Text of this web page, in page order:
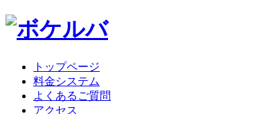
トップページ
料金システム
よくあるご質問
アクセス